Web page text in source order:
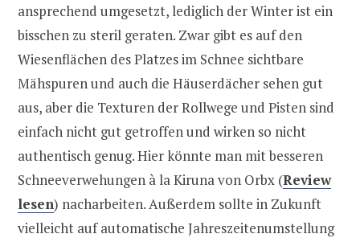
ansprechend umgesetzt, lediglich der Winter ist ein
bisschen zu steril geraten. Zwar gibt es auf den
Wiesenflächen des Platzes im Schnee sichtbare
Mähspuren und auch die Häuserdächer sehen gut
aus, aber die Texturen der Rollwege und Pisten sind
einfach nicht gut getroffen und wirken so nicht
authentisch genug. Hier könnte man mit besseren
Schneeverwehungen à la Kiruna von Orbx (Review
lesen) nacharbeiten. Außerdem sollte in Zukunft
vielleicht auf automatische Jahreszeitenumstellung